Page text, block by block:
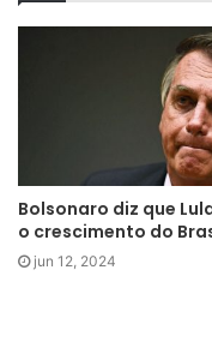
Bolsonaro diz que
o crescimento do
jun 12, 2024